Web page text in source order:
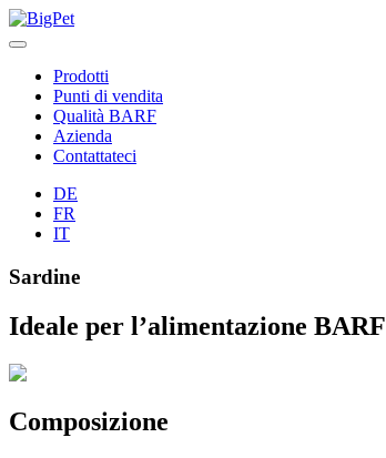
Skip
to
Prodotti
Punti di vendita
Qualità BARF
Azienda
Contattateci
DE
FR
IT
Sardine
Ideale per l’alimentazione BARF
Composizione